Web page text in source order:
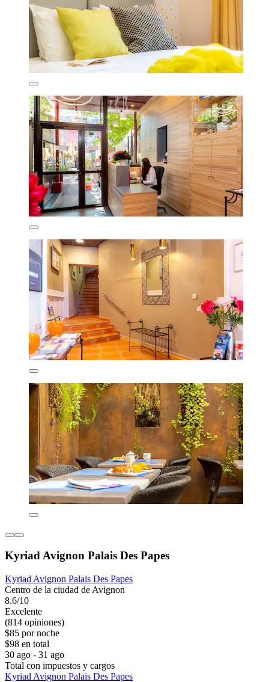
Kyriad Avignon Palais Des Papes
Kyriad Avignon Palais Des Papes
Centro de la ciudad de Avignon
8.6/10
Excelente
(814 opiniones)
$85 por noche
$98 en total
30 ago - 31 ago
Total con impuestos y cargos
Kyriad Avignon Palais Des Papes